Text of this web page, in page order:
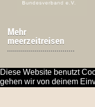
Mehr
meerzeitreisen
Diese Website benutzt
gehen wir von deinem